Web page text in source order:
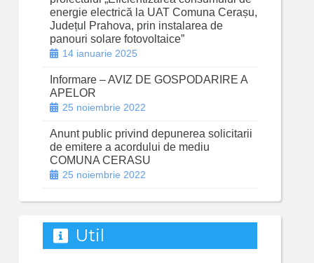
energie electrică la UAT Comuna Cerașu,
Județul Prahova, prin instalarea de
panouri solare fotovoltaice”
14 ianuarie 2025
Informare – AVIZ DE GOSPODARIRE A
APELOR
25 noiembrie 2022
Anunt public privind depunerea solicitarii
de emitere a acordului de mediu
COMUNA CERASU
25 noiembrie 2022
Util